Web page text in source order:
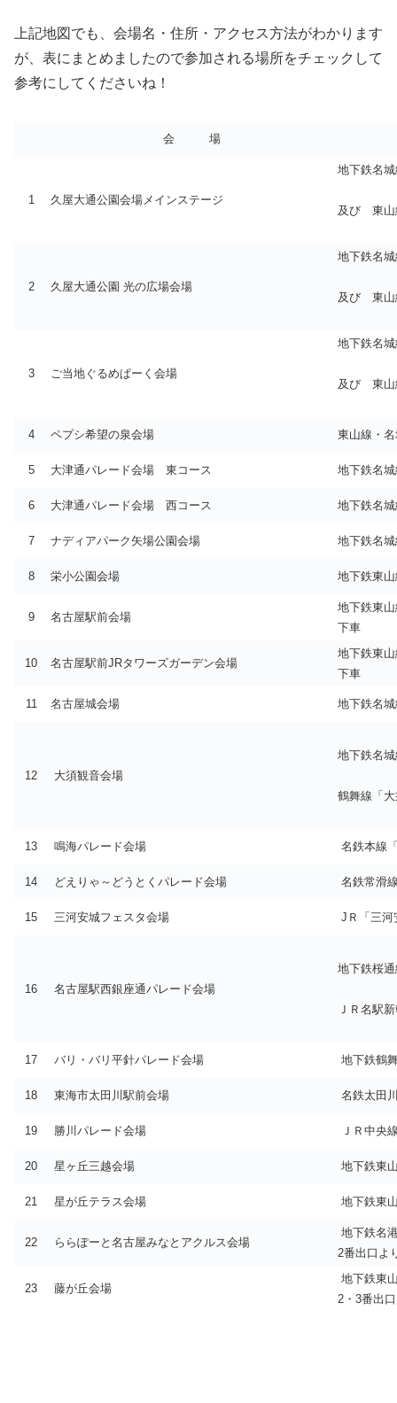
上記地図でも、会場名・住所・アクセス方法がわかります
が、表にまとめましたので参加される場所をチェックして
参考にしてくださいね！
会 場
1 久屋大通公園会場メインステージ
地下鉄名
及び 東山
2 久屋大通公園 光の広場会場
地下鉄名
及び 東山
3 ご当地ぐるめぱーく会場
地下鉄名
及び 東山
4 ペプシ希望の泉会場 東山線・
5 大津通パレード会場 東コース 地下鉄名
6 大津通パレード会場 西コース 地下鉄名
7 ナディアパーク矢場公園会場 地下鉄名
8 栄小公園会場 地下鉄東
9 名古屋駅前会場
地下鉄東
下車
10 名古屋駅前JRタワーズガーデン会場
地下鉄東
下車
11 名古屋城会場 地下鉄名
12 大須観音会場
地下鉄名
鶴舞線「
13 鳴海パレード会場 名鉄本線
14 どえりゃ～どうとくパレード会場 名鉄常滑
15 三河安城フェスタ会場 JＲ「三河
16 名古屋駅西銀座通パレード会場
地下鉄桜
ＪＲ名駅
17 バリ・バリ平針パレード会場 地下鉄鶴
18 東海市太田川駅前会場 名鉄太田
19 勝川パレード会場 ＪＲ中央
20 星ヶ丘三越会場 地下鉄東
21 星が丘テラス会場 地下鉄東
22 ららぽーと名古屋みなとアクルス会場
地下鉄名
2番出口よ
23 藤が丘会場
地下鉄東
2・3番出